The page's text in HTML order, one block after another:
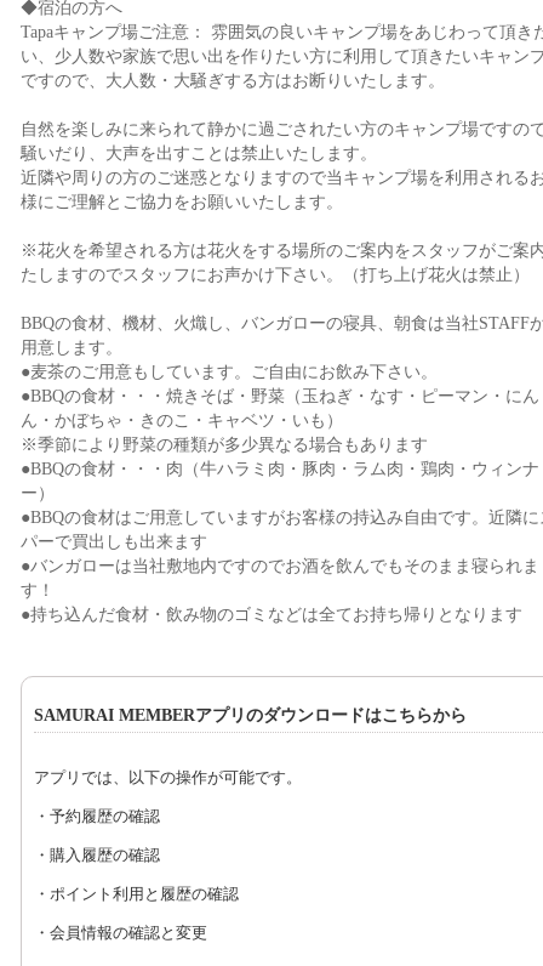
◆宿泊の方へ
Tapaキャンプ場ご注意： 雰囲気の良いキャンプ場をあじわって頂き
い、少人数や家族で思い出を作りたい方に利用して頂きたいキャン
ですので、大人数・大騒ぎする方はお断りいたします。
自然を楽しみに来られて静かに過ごされたい方のキャンプ場ですの
騒いだり、大声を出すことは禁止いたします。
近隣や周りの方のご迷惑となりますので当キャンプ場を利用される
様にご理解とご協力をお願いいたします。
※花火を希望される方は花火をする場所のご案内をスタッフがご案
たしますのでスタッフにお声かけ下さい。（打ち上げ花火は禁止）
BBQの食材、機材、火熾し、バンガローの寝具、朝食は当社STAFF
用意します。
●麦茶のご用意もしています。ご自由にお飲み下さい。
●BBQの食材・・・焼きそば・野菜（玉ねぎ・なす・ピーマン・にん
ん・かぼちゃ・きのこ・キャベツ・いも）
※季節により野菜の種類が多少異なる場合もあります
●BBQの食材・・・肉（牛ハラミ肉・豚肉・ラム肉・鶏肉・ウィンナ
ー）
●BBQの食材はご用意していますがお客様の持込み自由です。近隣に
パーで買出しも出来ます
●バンガローは当社敷地内ですのでお酒を飲んでもそのまま寝られま
す！
●持ち込んだ食材・飲み物のゴミなどは全てお持ち帰りとなります
SAMURAI MEMBERアプリのダウンロードはこちらから
アプリでは、以下の操作が可能です。
・予約履歴の確認
・購入履歴の確認
・ポイント利用と履歴の確認
・会員情報の確認と変更